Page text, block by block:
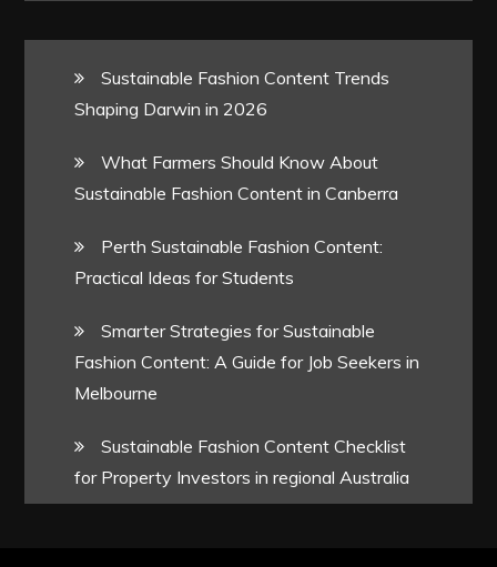
Sustainable Fashion Content Trends
Shaping Darwin in 2026
What Farmers Should Know About
Sustainable Fashion Content in Canberra
Perth Sustainable Fashion Content:
Practical Ideas for Students
Smarter Strategies for Sustainable
Fashion Content: A Guide for Job Seekers in
Melbourne
Sustainable Fashion Content Checklist
for Property Investors in regional Australia